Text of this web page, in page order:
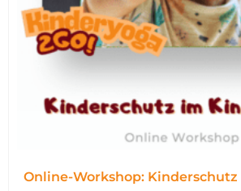
Online-Workshop: